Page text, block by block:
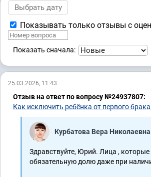
1-453/2018
Показывать только отзывы с
Показать сначала:
25.03.2026, 11:43
Отзыв на ответ по вопросу №24937807:
Как исключить ребёнка от первого
Курбатова Вера Николаевна
Здравствуйте, Юрий. Лица ,
обязательную долю даже при